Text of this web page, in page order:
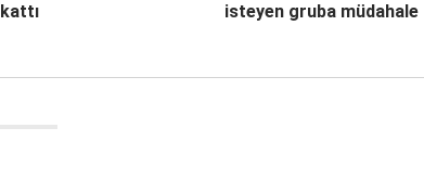
kattı
isteyen gruba müdahale